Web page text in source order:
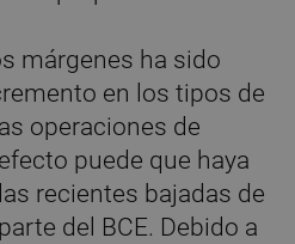
márgenes ha sido
en los tipos de
operaciones de
puede que haya
recientes bajadas de
del BCE. Debido a